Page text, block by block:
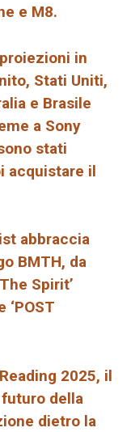
e M8.
in
Stati Uniti,
e Brasile
a Sony
stati
acquistare il
abbraccia
BMTH, da
Spirit’
‘POST
2025, il
della
dietro la